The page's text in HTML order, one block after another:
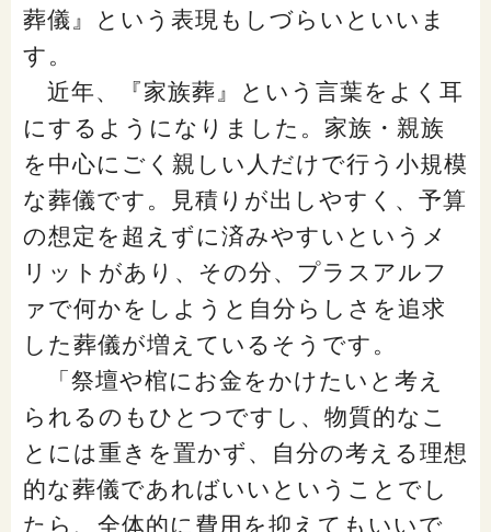
葬儀』という表現もしづらいといいま
す。
近年、『家族葬』という言葉をよく耳
にするようになりました。家族・親族
を中心にごく親しい人だけで行う小規模
な葬儀です。見積りが出しやすく、予算
の想定を超えずに済みやすいというメ
リットがあり、その分、プラスアルフ
ァで何かをしようと自分らしさを追求
した葬儀が増えているそうです。
「祭壇や棺にお金をかけたいと考え
られるのもひとつですし、物質的なこ
とには重きを置かず、自分の考える理想
的な葬儀であればいいということでし
たら、全体的に費用を抑えてもいいで